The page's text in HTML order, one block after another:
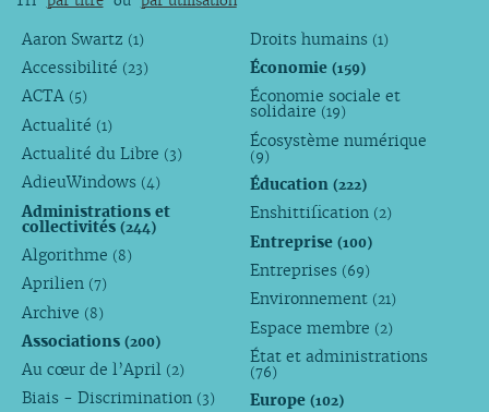
Aaron Swartz (1)
Accessibilité (23)
ACTA (5)
Actualité (1)
Actualité du Libre (3)
AdieuWindows (4)
Administrations et
collectivités (244)
Algorithme (8)
Aprilien (7)
Archive (8)
Associations (200)
Au cœur de l’April (2)
Biais - Discrimination (3)
Droits humains (1)
Économie(159)
Économie sociale et
solidaire (19)
Écosystème numérique
(9)
Éducation(222)
Enshittification (2)
Entreprise(100)
Entreprises (69)
Environnement (21)
Espace membre (2)
État et administrations
(76)
Europe(102)